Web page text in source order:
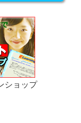
ショップ